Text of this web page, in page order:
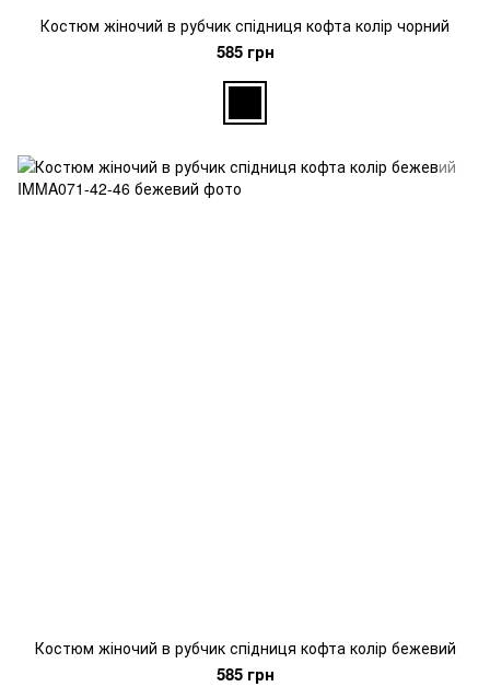
Костюм жіночий в рубчик спідниця кофта колір чорний
585 грн
Костюм жіночий в рубчик спідниця кофта колір бежевий
585 грн